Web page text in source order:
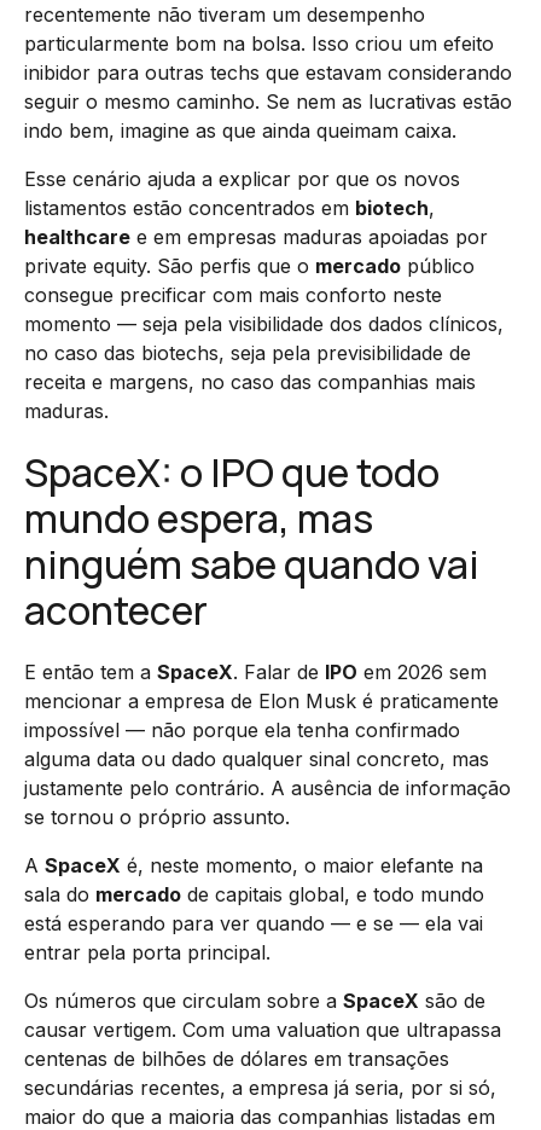
recentemente não tiveram um desempenho
particularmente bom na bolsa. Isso criou um efeito
inibidor para outras techs que estavam considerando
seguir o mesmo caminho. Se nem as lucrativas estão
indo bem, imagine as que ainda queimam caixa.
Esse cenário ajuda a explicar por que os novos
listamentos estão concentrados em biotech,
healthcare e em empresas maduras apoiadas por
private equity. São perfis que o mercado público
consegue precificar com mais conforto neste
momento — seja pela visibilidade dos dados clínicos,
no caso das biotechs, seja pela previsibilidade de
receita e margens, no caso das companhias mais
maduras.
SpaceX: o IPO que todo
mundo espera, mas
ninguém sabe quando vai
acontecer
E então tem a SpaceX. Falar de IPO em 2026 sem
mencionar a empresa de Elon Musk é praticamente
impossível — não porque ela tenha confirmado
alguma data ou dado qualquer sinal concreto, mas
justamente pelo contrário. A ausência de informação
se tornou o próprio assunto.
A SpaceX é, neste momento, o maior elefante na
sala do mercado de capitais global, e todo mundo
está esperando para ver quando — e se — ela vai
entrar pela porta principal.
Os números que circulam sobre a SpaceX são de
causar vertigem. Com uma valuation que ultrapassa
centenas de bilhões de dólares em transações
secundárias recentes, a empresa já seria, por si só,
maior do que a maioria das companhias listadas em